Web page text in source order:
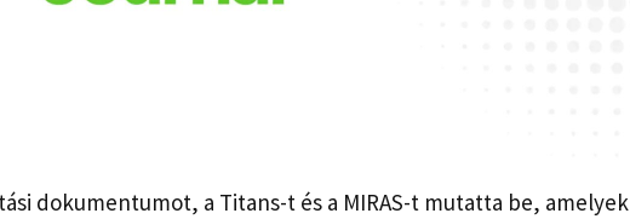
dokumentumot, a Titans-t és a MIRAS-t mutatta be, amelyek